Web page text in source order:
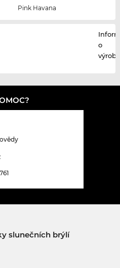
Pink Havana
o
slunečních brýlí